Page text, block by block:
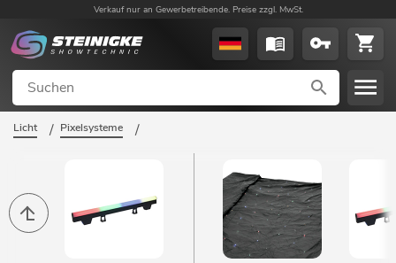
Verkauf nur an Gewerbetreibende. Preise zzgl. MwSt.
Licht / Pixelsysteme /